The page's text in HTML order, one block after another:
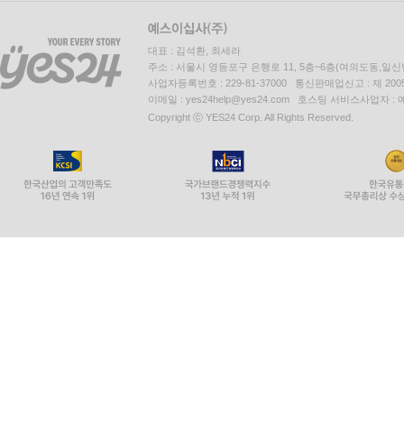
대표 : 김석환, 최세라
주소 : 서울시 영등포구 은행로 11, 5층~6층(여의도동,일신
사업자등록번호 : 229-81-37000 통신판매업신고 : 제
이메일 : yes24help@yes24.com 호스팅 서비스사업자 :
Copyright ⓒ YES24 Corp. All Rights Reserved.